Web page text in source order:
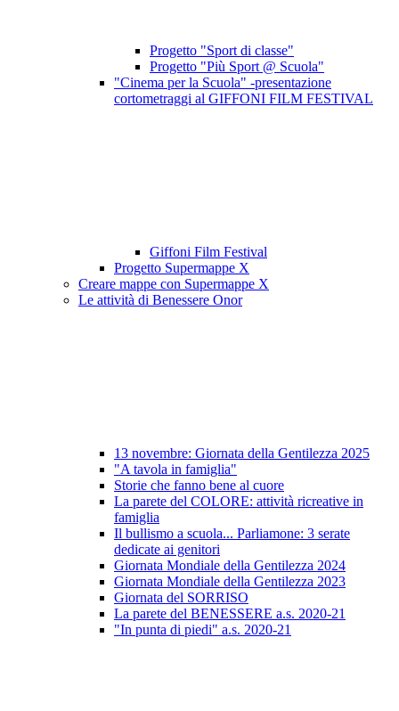
Progetto "Sport di classe"
Progetto "Più Sport @ Scuola"
"Cinema per la Scuola" -presentazione
cortometraggi al GIFFONI FILM FESTIVAL
Giffoni Film Festival
Progetto Supermappe X
Creare mappe con Supermappe X
Le attività di Benessere Onor
13 novembre: Giornata della Gentilezza 2025
"A tavola in famiglia"
Storie che fanno bene al cuore
La parete del COLORE: attività ricreative in
famiglia
Il bullismo a scuola... Parliamone: 3 serate
dedicate ai genitori
Giornata Mondiale della Gentilezza 2024
Giornata Mondiale della Gentilezza 2023
Giornata del SORRISO
La parete del BENESSERE a.s. 2020-21
"In punta di piedi" a.s. 2020-21